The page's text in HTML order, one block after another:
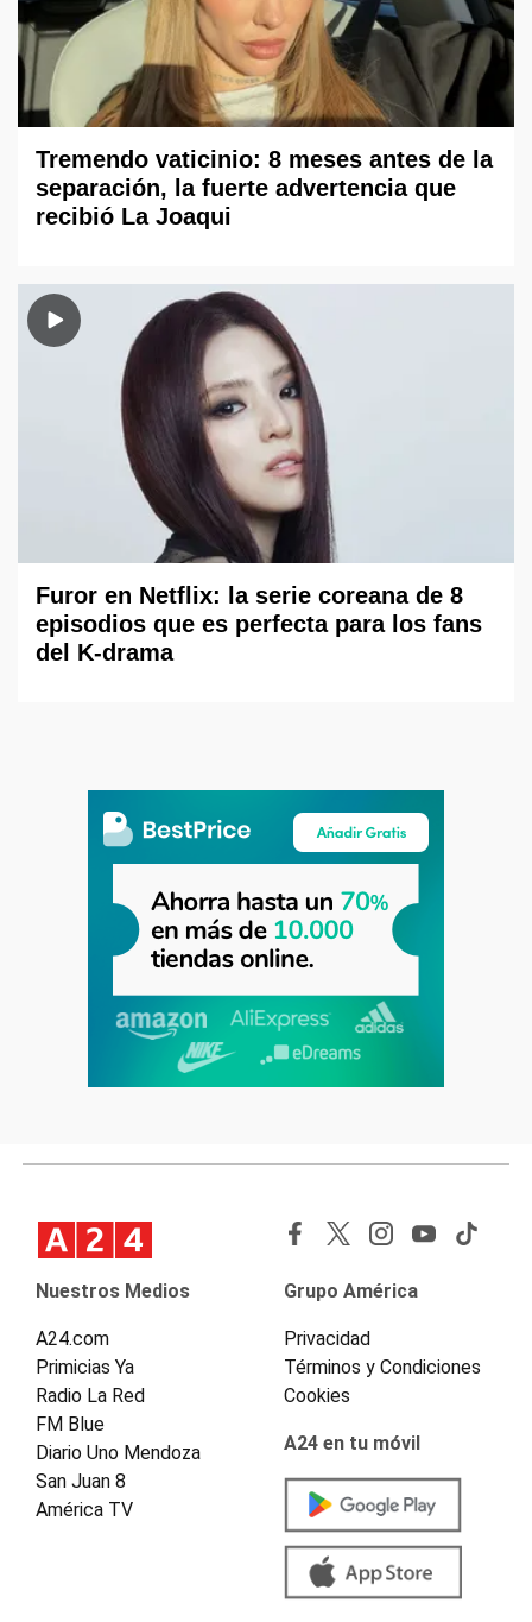
Tremendo vaticinio: 8 meses antes de la
separación, la fuerte advertencia que
recibió La Joaqui
Furor en Netflix: la serie coreana de 8
episodios que es perfecta para los fans
del K-drama
Nuestros Medios
A24.com
Primicias Ya
Radio La Red
FM Blue
Diario Uno Mendoza
San Juan 8
América TV
Grupo América
Privacidad
Términos y Condiciones
Cookies
A24 en tu móvil